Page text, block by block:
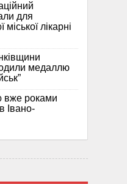
для
міської лікарні
медаллю
вже роками
Івано-